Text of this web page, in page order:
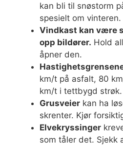
kan bli til snøstorm
spesielt om vinteren.
Vindkast kan være
opp bildører. Hold
åpner den.
km/t på asfalt, 80
km/t i tettbygd strøk.
Grusveier kan ha
skrenter. Kjør
Elvekryssinger
som tåler det. Sjekk